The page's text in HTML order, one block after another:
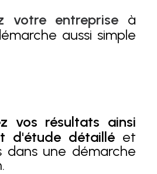
votre entreprise à
aussi simple
vos résultats ainsi
d'étude détaillé et
dans une démarche